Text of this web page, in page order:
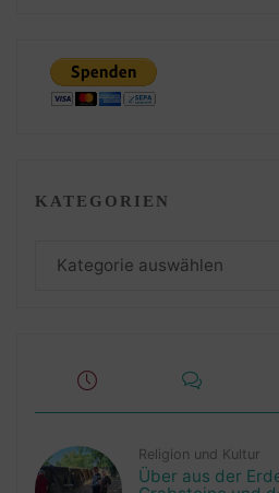
KATEGORIEN
Kategorien
Religion und Kultur
Über aus der